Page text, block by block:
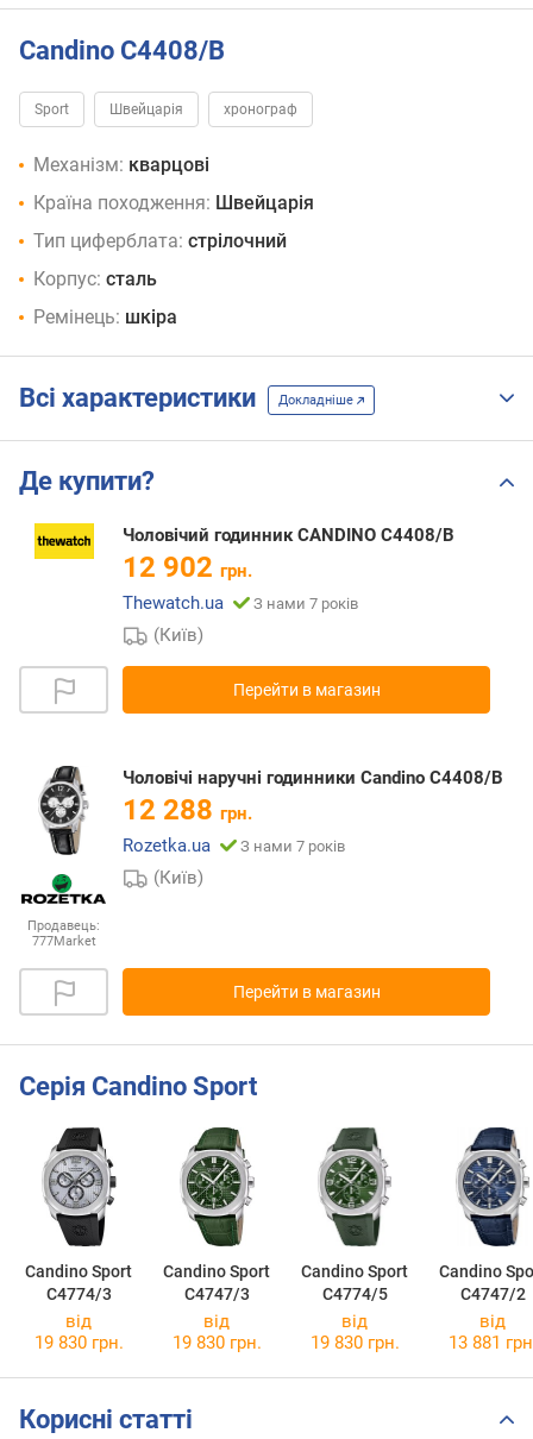
Candino C4408/B
Sport Швейцарія хронограф
Механізм: кварцові
Країна походження: Швейцарія
Тип циферблата: стрілочний
Корпус: сталь
Ремінець: шкіра
Всі характеристики Докладніше
Де купити?
Чоловічий годинник CANDINO С4408/В
12 902 грн.
Thewatch.ua
З нами 7 років
(Київ)
Перейти в магазин
Продавець:
777Market
Чоловічі наручні годинники Candino С4408/В
12 288 грн.
Rozetka.ua
З нами 7 років
(Київ)
Перейти в магазин
Серія Candino Sport
Candino Sport
C4774/3
Candino Sport
C4747/3
Candino Sport
C4774/5
Candino
C4747/2
від
19 830 грн.
від
19 830 грн.
від
19 830 грн.
від
13 881
Корисні статті